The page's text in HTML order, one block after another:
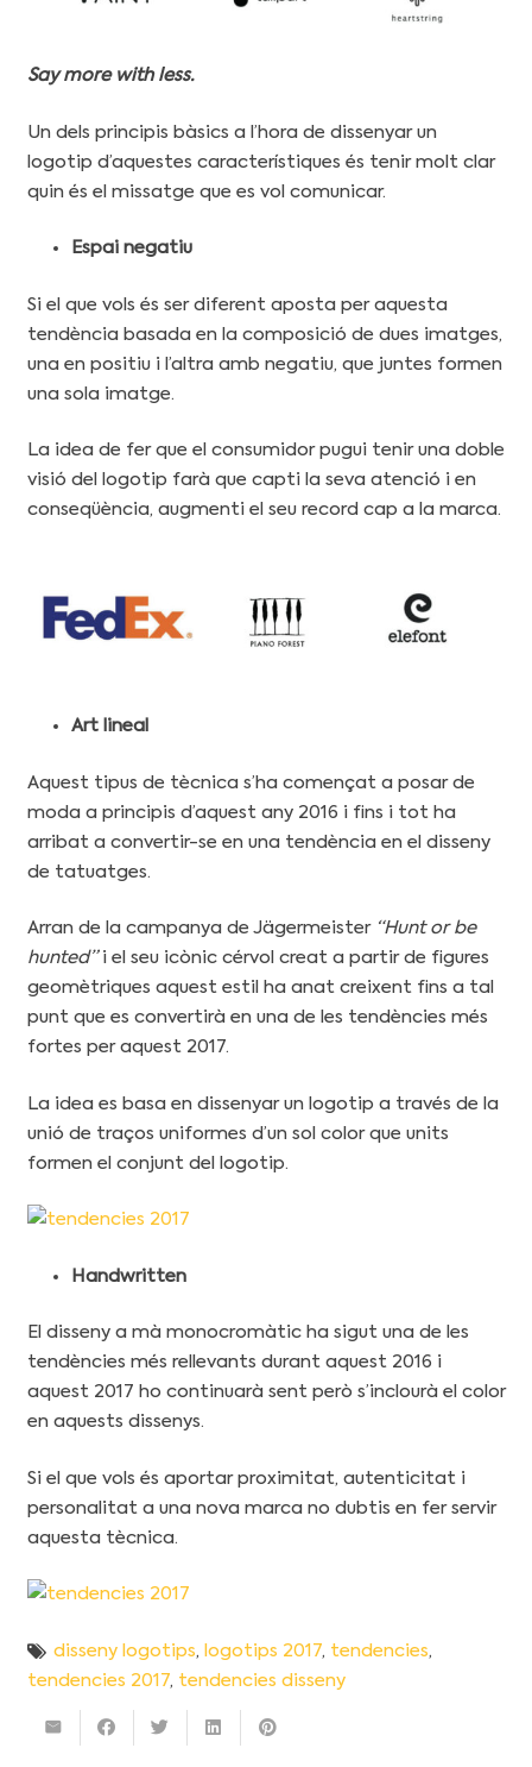
Say more with less.
Un dels principis bàsics a l’hora de dissenyar un
logotip d’aquestes característiques és tenir molt clar
quin és el missatge que es vol comunicar.
Espai negatiu
Si el que vols és ser diferent aposta per aquesta
tendència basada en la composició de dues imatges,
una en positiu i l’altra amb negatiu, que juntes formen
una sola imatge.
La idea de fer que el consumidor pugui tenir una doble
visió del logotip farà que capti la seva atenció i en
conseqüència, augmenti el seu record cap a la marca.
Art lineal
Aquest tipus de tècnica s’ha començat a posar de
moda a principis d’aquest any 2016 i fins i tot ha
arribat a convertir-se en una tendència en el disseny
de tatuatges.
Arran de la campanya de Jägermeister “Hunt or be
hunted” i el seu icònic cérvol creat a partir de figures
geomètriques aquest estil ha anat creixent fins a tal
punt que es convertirà en una de les tendències més
fortes per aquest 2017.
La idea es basa en dissenyar un logotip a través de la
unió de traços uniformes d’un sol color que units
formen el conjunt del logotip.
Handwritten
El disseny a mà monocromàtic ha sigut una de les
tendències més rellevants durant aquest 2016 i
aquest 2017 ho continuarà sent però s’inclourà el color
en aquests dissenys.
Si el que vols és aportar proximitat, autenticitat i
personalitat a una nova marca no dubtis en fer servir
aquesta tècnica.
disseny logotips, logotips 2017, tendencies,
tendencies 2017, tendencies disseny